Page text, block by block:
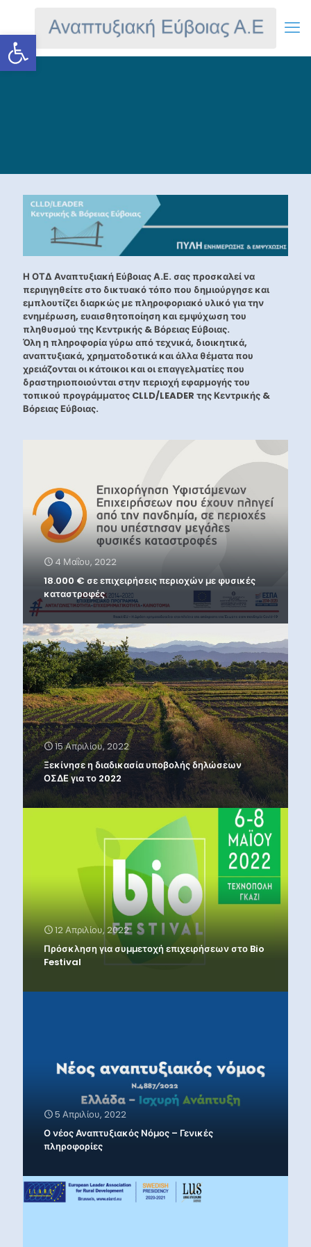
Ανοίξτε τη γραμμή εργαλείων
Η ΟΤΔ Αναπτυξιακή Εύβοιας Α.Ε. σας προσκαλεί να
περιηγηθείτε στο δικτυακό τόπο που δημιούργησε και
εμπλουτίζει διαρκώς με πληροφοριακό υλικό για την
ενημέρωση, ευαισθητοποίηση και εμψύχωση του
πληθυσμού της Κεντρικής & Βόρειας Εύβοιας.
Όλη η πληροφορία γύρω από τεχνικά, διοικητικά,
αναπτυξιακά, χρηματοδοτικά και άλλα θέματα που
χρειάζονται οι κάτοικοι και οι επαγγελματίες που
δραστηριοποιούνται στην περιοχή εφαρμογής του
τοπικού προγράμματος CLLD/LEADER της Κεντρικής &
Βόρειας Εύβοιας.
4 Μαΐου, 2022
18.000 € σε επιχειρήσεις περιοχών με φυσικές
καταστροφές
15 Απριλίου, 2022
Ξεκίνησε η διαδικασία υποβολής δηλώσεων
ΟΣΔΕ για το 2022
12 Απριλίου, 2022
Πρόσκληση για συμμετοχή επιχειρήσεων στο Bio
Festival
5 Απριλίου, 2022
Ο νέος Αναπτυξιακός Νόμος – Γενικές
πληροφορίες